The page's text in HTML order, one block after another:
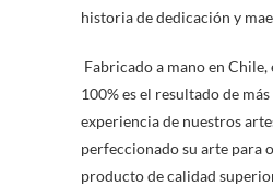
historia de dedicación y
Fabricado a mano en Chile,
100% es el resultado de
experiencia de nuestros
perfeccionado su arte para
producto de calidad